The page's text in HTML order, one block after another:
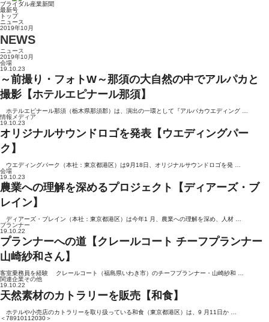
ブライダル産業新聞
最新号
トップ
ニュース
2019年10月
NEWS
ニュース
2019年10月
会場
19.10.23
～前撮り・フォトW～那須の大自然の中でアルパカと
撮影【ホテルエピナール那須】
ホテルエピナール那須（栃木県那須郡）は、演出の一環として『アルパカウエディング …
情報メディア
19.10.23
オリジナルサウンドロゴを発表【ウエディングパー
ク】
ウエディングパーク（本社：東京都港区）は9月18日、オリジナルサウンドロゴを発 …
会場
19.10.23
農業への理解を深めるプロジェクト【ディアーズ・ブ
レイン】
ディアーズ・ブレイン（本社：東京都港区）は今年1 月、農業への理解を深め、人材 …
プランナー
19.10.22
プランナーへの道【クレールコート チーフプランナー
山崎紗和さん】
客室乗務員を経験 クレールコート（福島県いわき市）のチーフプランナー・山崎紗和 …
関連企業その他
19.10.22
天然素材のカトラリーを販売【和食】
ホテルや小売店のカトラリーを取り扱っている和食（東京都港区）は、9 月11日か …
＜78910112030＞